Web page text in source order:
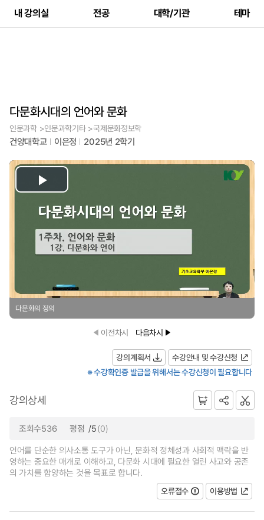
내 강의실 전공 대학/기관 테마
다문화시대의 언어와 문화
인문과학 >인문과학기타 >국제문화정보학
건양대학교 이은정 2025년 2학기
Play
Video
다문화의 정의
이전차시 다음차시
강의계획서
수강안내 및 수강신청
※ 수강확인증 발급을 위해서는 수강신청이 필요합니다
강의상세
조회수536 평점 /5(0)
언어를 단순한 의사소통 도구가 아닌, 문화적 정체성과 사회적 맥락을 반
영하는 중요한 매개로 이해하고, 다문화 시대에 필요한 열린 사고와 공존
의 가치를 함양하는 것을 목표로 합니다.
오류접수
이용방법